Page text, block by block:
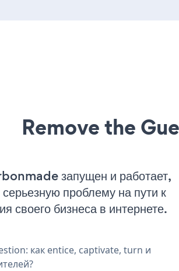
Remove the
запущен и работает,
проблему на пути к
своего бизнеса в интернете.
как entice, captivate, turn и